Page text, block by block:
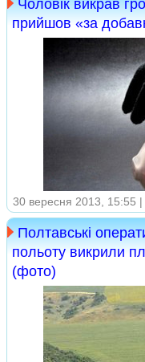
Чоловік викрав
прийшов «за
30 вересня 2013, 15:55 |
Полтавські
польоту викрили
(фото)